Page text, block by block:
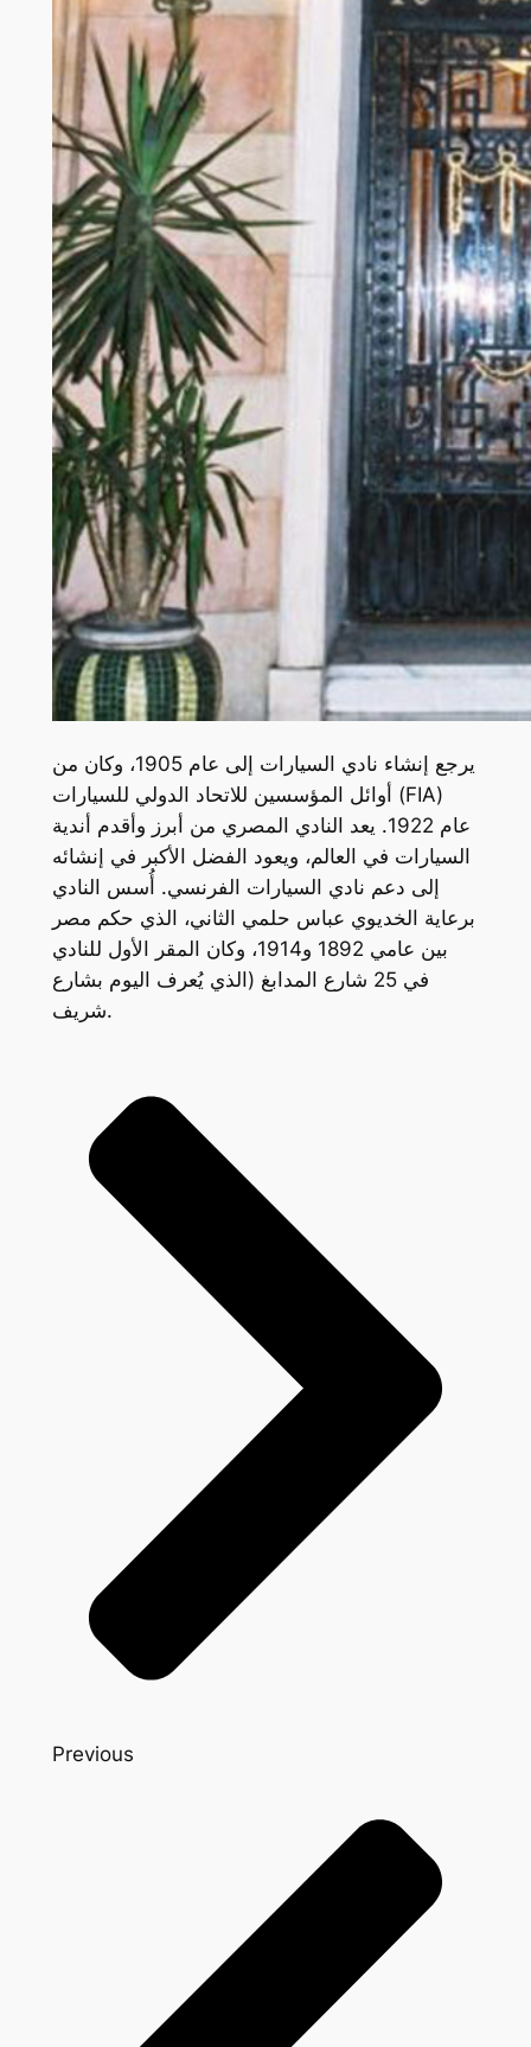
يرجع إنشاء نادي السيارات إلى عام 1905، وكان من
أوائل المؤسسين للاتحاد الدولي للسيارات (FIA)
عام 1922. يعد النادي المصري من أبرز وأقدم أندية
السيارات في العالم، ويعود الفضل الأكبر في إنشائه
إلى دعم نادي السيارات الفرنسي. أُسس النادي
برعاية الخديوي عباس حلمي الثاني، الذي حكم مصر
بين عامي 1892 و1914، وكان المقر الأول للنادي
في 25 شارع المدابغ (الذي يُعرف اليوم بشارع
شريف.
Previous